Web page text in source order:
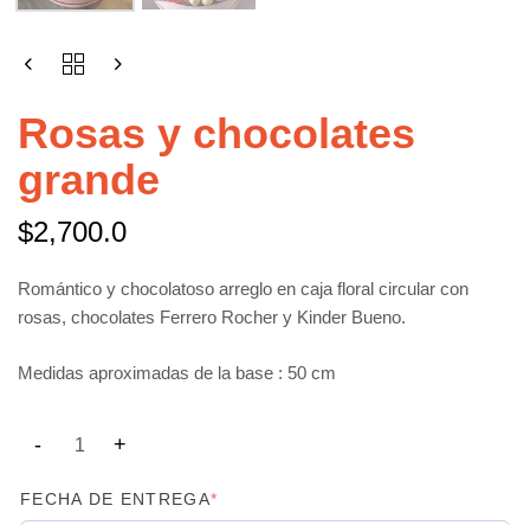
Rosas y chocolates
grande
$2,700.0
Romántico y chocolatoso arreglo en caja floral circular con
rosas, chocolates Ferrero Rocher y Kinder Bueno.
Medidas aproximadas de la base : 50 cm
FECHA DE ENTREGA*